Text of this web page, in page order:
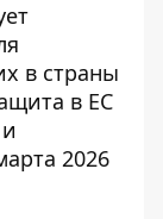
в страны
в ЕС
2026